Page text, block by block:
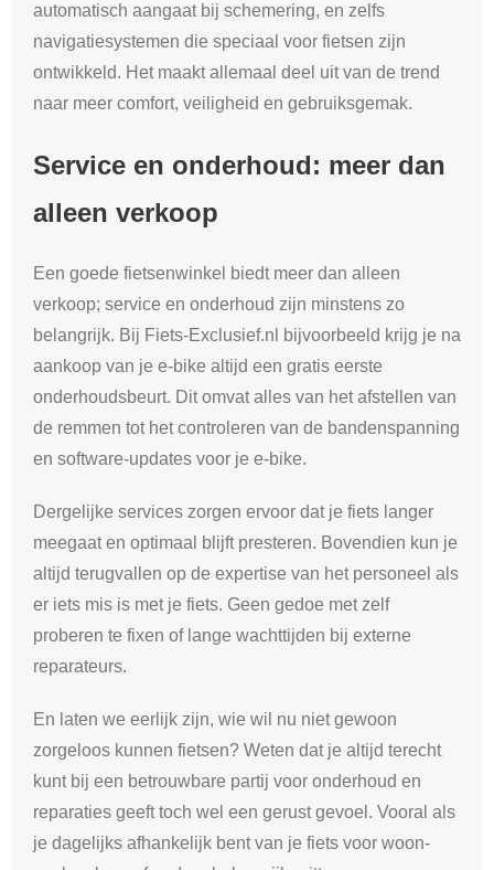
automatisch aangaat bij schemering, en zelfs
navigatiesystemen die speciaal voor fietsen zijn
ontwikkeld. Het maakt allemaal deel uit van de trend
naar meer comfort, veiligheid en gebruiksgemak.
Service en onderhoud: meer dan
alleen verkoop
Een goede fietsenwinkel biedt meer dan alleen
verkoop; service en onderhoud zijn minstens zo
belangrijk. Bij Fiets-Exclusief.nl bijvoorbeeld krijg je na
aankoop van je e-bike altijd een gratis eerste
onderhoudsbeurt. Dit omvat alles van het afstellen van
de remmen tot het controleren van de bandenspanning
en software-updates voor je e-bike.
Dergelijke services zorgen ervoor dat je fiets langer
meegaat en optimaal blijft presteren. Bovendien kun je
altijd terugvallen op de expertise van het personeel als
er iets mis is met je fiets. Geen gedoe met zelf
proberen te fixen of lange wachttijden bij externe
reparateurs.
En laten we eerlijk zijn, wie wil nu niet gewoon
zorgeloos kunnen fietsen? Weten dat je altijd terecht
kunt bij een betrouwbare partij voor onderhoud en
reparaties geeft toch wel een gerust gevoel. Vooral als
je dagelijks afhankelijk bent van je fiets voor woon-